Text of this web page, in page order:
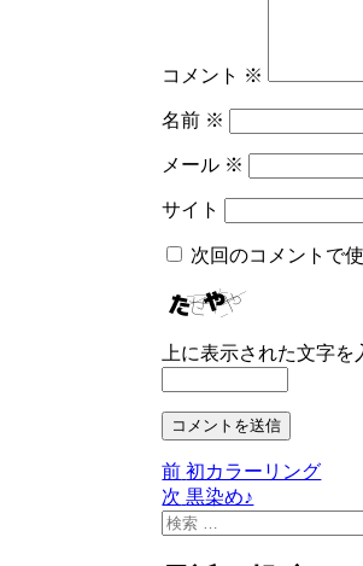
コメント ※
名前 ※
メール ※
サイト
次回のコメントで
上に表示された文字を
投
稿
前 前
の
投
初カラーリング
次 次
の
黒染め♪
検